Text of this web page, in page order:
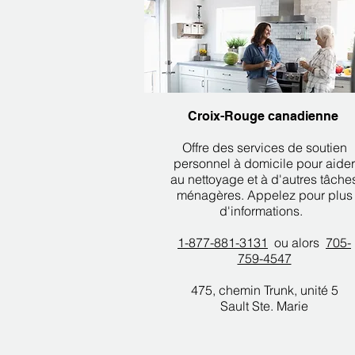
Croix-Rouge canadienne​
Offre des services de soutien
personnel à domicile pour aider
au nettoyage et à d'autres
ménagères. Appelez pour plus
d'informations.
1-877-881-3131 ou alors 705-
759-4547
475, chemin Trunk, unité 5
Sault Ste. Marie